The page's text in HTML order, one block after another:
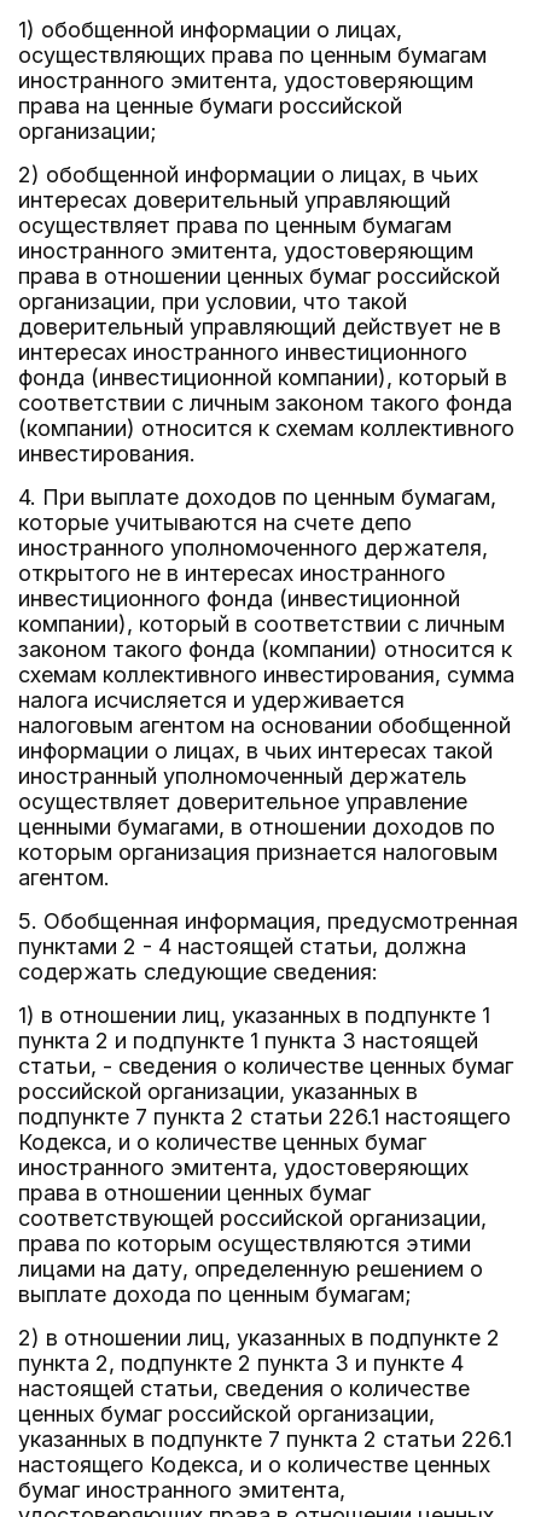
1) обобщенной информации о лицах,
осуществляющих права по ценным бумагам
иностранного эмитента, удостоверяющим
права на ценные бумаги российской
организации;
2) обобщенной информации о лицах, в чьих
интересах доверительный управляющий
осуществляет права по ценным бумагам
иностранного эмитента, удостоверяющим
права в отношении ценных бумаг российской
организации, при условии, что такой
доверительный управляющий действует не в
интересах иностранного инвестиционного
фонда (инвестиционной компании), который в
соответствии с личным законом такого фонда
(компании) относится к схемам коллективного
инвестирования.
4. При выплате доходов по ценным бумагам,
которые учитываются на счете депо
иностранного уполномоченного держателя,
открытого не в интересах иностранного
инвестиционного фонда (инвестиционной
компании), который в соответствии с личным
законом такого фонда (компании) относится к
схемам коллективного инвестирования, сумма
налога исчисляется и удерживается
налоговым агентом на основании обобщенной
информации о лицах, в чьих интересах такой
иностранный уполномоченный держатель
осуществляет доверительное управление
ценными бумагами, в отношении доходов по
которым организация признается налоговым
агентом.
5. Обобщенная информация, предусмотренная
пунктами 2 - 4 настоящей статьи, должна
содержать следующие сведения:
1) в отношении лиц, указанных в подпункте 1
пункта 2 и подпункте 1 пункта 3 настоящей
статьи, - сведения о количестве ценных бумаг
российской организации, указанных в
подпункте 7 пункта 2 статьи 226.1 настоящего
Кодекса, и о количестве ценных бумаг
иностранного эмитента, удостоверяющих
права в отношении ценных бумаг
соответствующей российской организации,
права по которым осуществляются этими
лицами на дату, определенную решением о
выплате дохода по ценным бумагам;
2) в отношении лиц, указанных в подпункте 2
пункта 2, подпункте 2 пункта 3 и пункте 4
настоящей статьи, сведения о количестве
ценных бумаг российской организации,
указанных в подпункте 7 пункта 2 статьи 226.1
настоящего Кодекса, и о количестве ценных
бумаг иностранного эмитента,